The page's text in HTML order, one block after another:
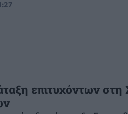
επιτυχόντων στη